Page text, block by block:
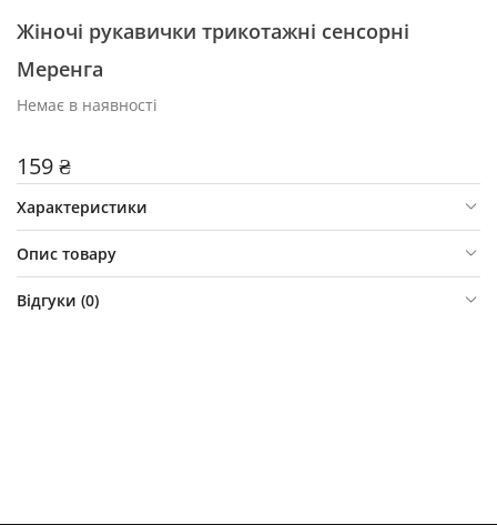
Жіночі рукавички трикотажні сенсорні
Меренга
Немає в наявності
159 ₴
Характеристики
Опис товару
Відгуки (0)